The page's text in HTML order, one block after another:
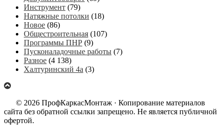
Инструмент (79)
Натяжные потолки (18)
Новое (86)
Общестроительная (107)
Программы ПНР (9)
Пусконаладочные работы (7)
Разное (4 138)
Халтуринский 4а (3)
© 2026 ПрофКаркасМонтаж · Копирование материалов
сайта без обратной ссылки запрещено. Не является публичной
офертой.